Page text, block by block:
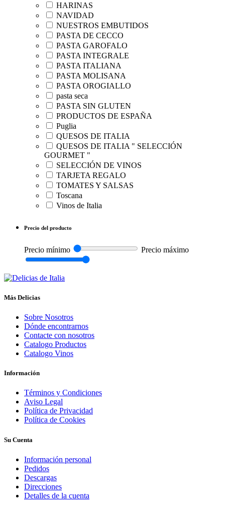
HARINAS
NAVIDAD
NUESTROS EMBUTIDOS
PASTA DE CECCO
PASTA GAROFALO
PASTA INTEGRALE
PASTA ITALIANA
PASTA MOLISANA
PASTA OROGIALLO
pasta seca
PASTA SIN GLUTEN
PRODUCTOS DE ESPAÑA
Puglia
QUESOS DE ITALIA
QUESOS DE ITALIA " SELECCIÓN
GOURMET "
SELECCIÓN DE VINOS
TARJETA REGALO
TOMATES Y SALSAS
Toscana
Vinos de Italia
Precio del producto
Precio mínimo Precio máximo
Más Delicias
Sobre Nosotros
Dónde encontrarnos
Contacte con nosotros
Catalogo Productos
Catalogo Vinos
Información
Términos y Condiciones
Aviso Legal
Política de Privacidad
Política de Cookies
Su Cuenta
Información personal
Pedidos
Descargas
Direcciones
Detalles de la cuenta